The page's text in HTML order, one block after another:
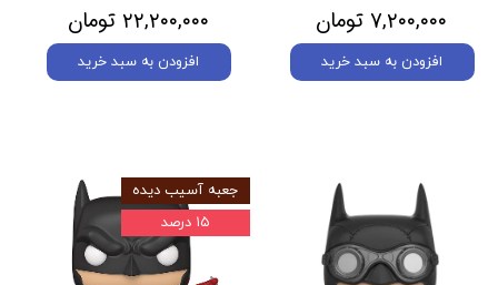
۷,۲۰۰,۰۰۰ تومان
افزودن به سبد خرید
۲۲,۲۰۰,۰۰۰ تومان
افزودن به سبد خرید
جعبه آسیب دیده
۱۵ درصد